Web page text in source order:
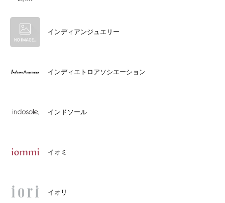
インディアンジュエリー
インディエトロアソシエーション
インドソール
イオミ
イオリ